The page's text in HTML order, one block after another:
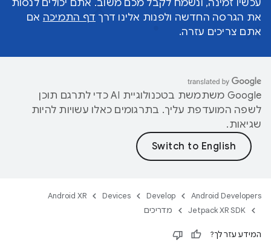
עכשיו זמינה, ונשמח לקבל מכם משוב. אתם יכולים לנסות
את הגרסה החדשה ולפנות אלינו דרך דף התמיכה אם
אתם צריכים עזרה.
‫Google משתמשת בטכנולוגיית AI כדי לתרגם תוכן
לשפה המועדפת עליך. בתרגומים כאלו עשויות להיות
שגיאות.
Android Developers
Develop
Devices
Android XR
Jetpack XR SDK
מדריכים
המידע עזר לך?